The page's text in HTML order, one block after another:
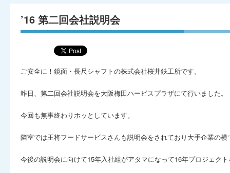
’16 第二回会社説明会
ご安全に！鏡面・長尺シャフトの株式会社桜井鉄工所です。
昨日、第二回会社説明会を大阪梅田ハービスプラザにて行いました。
今回も無事終わりホッとしています。
隣室では王将フードサービスさんも説明会をされており大手企業の
今後の説明会に向けて15年入社組がアタマになって16年プロジェク